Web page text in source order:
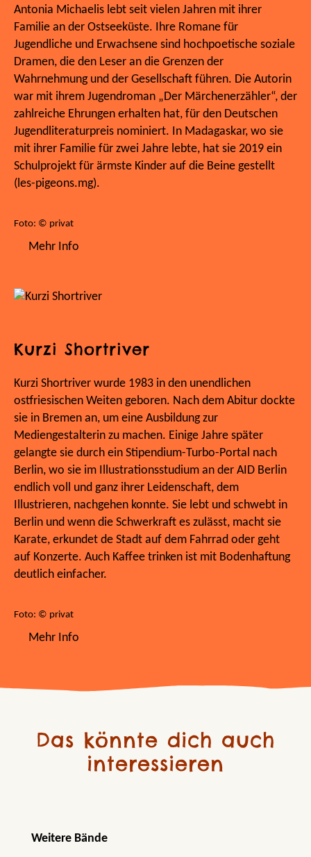
Antonia Michaelis lebt seit vielen Jahren mit ihrer
Familie an der Ostseeküste. Ihre Romane für
Jugendliche und Erwachsene sind hochpoetische soziale
Dramen, die den Leser an die Grenzen der
Wahrnehmung und der Gesellschaft führen. Die Autorin
war mit ihrem Jugendroman „Der Märchenerzähler“, der
zahlreiche Ehrungen erhalten hat, für den Deutschen
Jugendliteraturpreis nominiert. In Madagaskar, wo sie
mit ihrer Familie für zwei Jahre lebte, hat sie 2019 ein
Schulprojekt für ärmste Kinder auf die Beine gestellt
(les-pigeons.mg).
Foto: © privat
Mehr Info
Kurzi Shortriver
Kurzi Shortriver wurde 1983 in den unendlichen
ostfriesischen Weiten geboren. Nach dem Abitur dockte
sie in Bremen an, um eine Ausbildung zur
Mediengestalterin zu machen. Einige Jahre später
gelangte sie durch ein Stipendium-Turbo-Portal nach
Berlin, wo sie im Illustrationsstudium an der AID Berlin
endlich voll und ganz ihrer Leidenschaft, dem
Illustrieren, nachgehen konnte. Sie lebt und schwebt in
Berlin und wenn die Schwerkraft es zulässt, macht sie
Karate, erkundet de Stadt auf dem Fahrrad oder geht
auf Konzerte. Auch Kaffee trinken ist mit Bodenhaftung
deutlich einfacher.
Foto: © privat
Mehr Info
Das könnte dich auch
interessieren
Produktgalerie überspringen
Weitere Bände